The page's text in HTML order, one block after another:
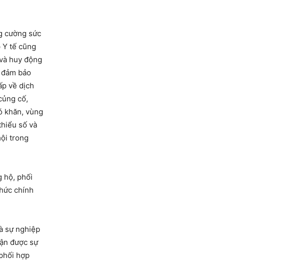
cường sức
tế cũng
huy động
bảo
về dịch
cố,
khăn, vùng
số và
trong
hộ, phối
chính
sự nghiệp
được sự
hợp